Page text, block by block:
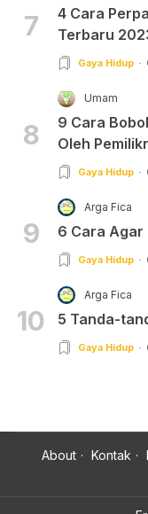
7
4 Cara
Terbaru
Gaya Hidup
8
Umam
9 Cara
Oleh
Gaya Hidup
9
Arga Fica
6 Cara Agar
Gaya Hidup
10
Arga Fica
5 Tanda-
Gaya Hidup
About Kontak